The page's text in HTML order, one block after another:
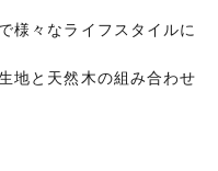
様々なライフスタイルに
地と天然木の組み合わせ